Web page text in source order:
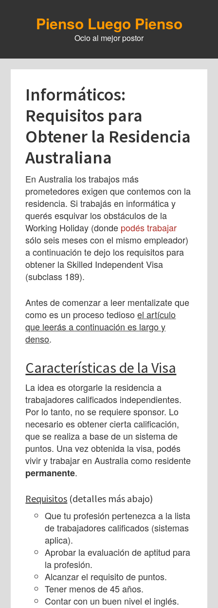
Pienso Luego Pienso
Ocio al mejor postor
Informáticos:
Requisitos para
Obtener la Residencia
Australiana
En Australia los trabajos más
prometedores exigen que contemos con la
residencia. Si trabajás en informática y
querés esquivar los obstáculos de la
Working Holiday (donde podés trabajar
sólo seis meses con el mismo empleador)
a continuación te dejo los requisitos para
obtener la Skilled Independent Visa
(subclass 189).
Antes de comenzar a leer mentalizate que
como es un proceso tediosoel artículo
que leerás a continuación es largo y
denso.
Características de la Visa
La idea es otorgarle la residencia a
trabajadores calificados independientes.
Por lo tanto, no se requiere sponsor. Lo
necesario es obtener cierta calificación,
que se realiza a base de un sistema de
puntos. Una vez obtenida la visa, podés
vivir y trabajar en Australia como residente
permanente.
Requisitos (detalles más abajo)
Que tu profesión pertenezca a la lista
de trabajadores calificados (sistemas
aplica).
Aprobar la evaluación de aptitud para
la profesión.
Alcanzar el requisito de puntos.
Tener menos de 45 años.
Contar con un buen nivel el inglés.